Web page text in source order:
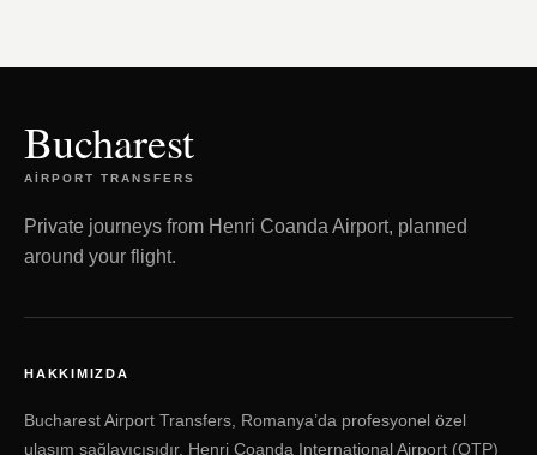
Bucharest
AIRPORT TRANSFERS
Private journeys from Henri Coanda Airport, planned
around your flight.
HAKKIMIZDA
Bucharest Airport Transfers, Romanya’da profesyonel özel
ulaşım sağlayıcısıdır. Henri Coanda International Airport (OTP)